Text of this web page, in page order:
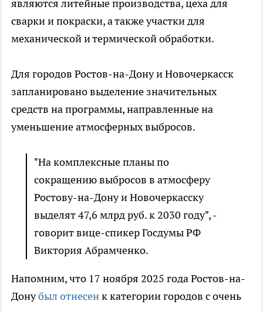
являются литейные производства, цеха для
сварки и покраски, а также участки для
механической и термической обработки.
Для городов Ростов-на-Дону и Новочеркасск
запланировано выделение значительных
средств на программы, направленные на
уменьшение атмосферных выбросов.
"На комплексные планы по
сокращению выбросов в атмосферу
Ростову-на-Дону и Новочеркасску
выделят 47,6 млрд руб. к 2030 году", -
говорит вице-спикер Госдумы РФ
Виктория Абрамченко.
Напомним, что 17 ноября 2025 года Ростов-на-
Донубыл отнесенк категории городов с очень